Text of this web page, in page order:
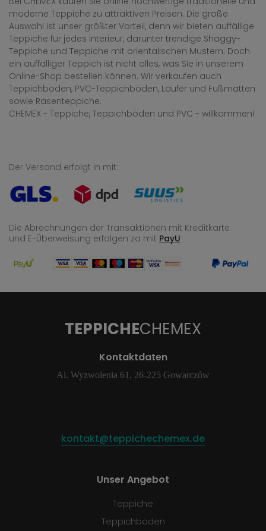
moderne Teppiche zu attraktiven Preisen. Die große
Auswahl ist unser größter Vorteil, denn wir bieten auffällige
Teppiche für jedes Interieur, darunter trendige Shaggy-
Teppiche und Teppiche mit orientalischen Mustern. Doch
ein auffälliger Teppich ist nicht alles, was Sie in unserem
Online-Shop bestellen können. Wir verkaufen auch
Teppichböden, PVC-Teppichböden, Läufer und Fußmatten
sowie Rasenteppiche.
CHEMEX - Teppiche, Teppichböden und PVC - willkommen!
Der Versand erfolgt in mit:
Die Abrechnungen der Transaktionen mit Kreditkarte
und E-Überweisung erfolgen za mit PayU
TEPPICHECHEMEX
Kontaktdaten
Al. Wyzwolenia 61, 26-225 Gowarczów
kontakt@teppichechemex.de
Unser Angebot
Teppiche
Teppichböden